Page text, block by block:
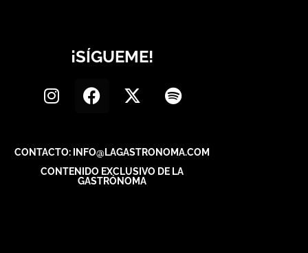
¡SÍGUEME!
CONTACTO: INFO@LAGASTRONOMA.COM
CONTENIDO EXCLUSIVO DE LA
GASTRÓNOMA